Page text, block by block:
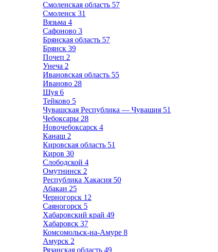
Смоленская область 57
Смоленск 31
Вязьма 4
Сафоново 3
Брянская область 57
Брянск 39
Почеп 2
Унеча 2
Ивановская область 55
Иваново 28
Шуя 6
Тейково 5
Чувашская Республика — Чувашия 51
Чебоксары 28
Новочебоксарск 4
Канаш 2
Кировская область 51
Киров 30
Слободской 4
Омутнинск 2
Республика Хакасия 50
Абакан 25
Черногорск 12
Саяногорск 5
Хабаровский край 49
Хабаровск 37
Комсомольск-на-Амуре 8
Амурск 2
Рязанская область 49